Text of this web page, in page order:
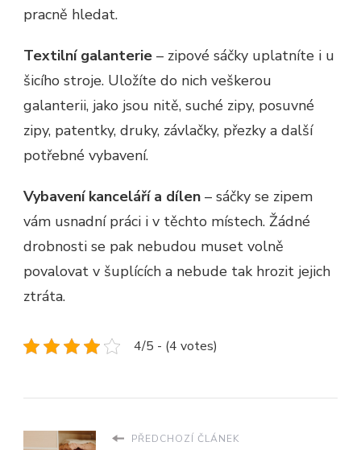
pracně hledat.
Textilní galanterie – zipové sáčky uplatníte i u
šicího stroje. Uložíte do nich veškerou
galanterii, jako jsou nitě, suché zipy, posuvné
zipy, patentky, druky, závlačky, přezky a další
potřebné vybavení.
Vybavení kanceláří a dílen – sáčky se zipem
vám usnadní práci i v těchto místech. Žádné
drobnosti se pak nebudou muset volně
povalovat v šuplících a nebude tak hrozit jejich
ztráta.
4/5 - (4 votes)
PŘEDCHOZÍ ČLÁNEK